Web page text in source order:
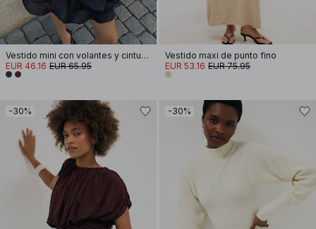
Vestido mini con volantes y cintura con volantes
EUR 46.16 EUR 65.95
Vestido maxi de punto fino
EUR 53.16 EUR 75.95
-30% -30%